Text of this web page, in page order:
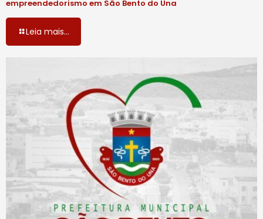
empreendedorismo em São Bento do Una
Leia mais...